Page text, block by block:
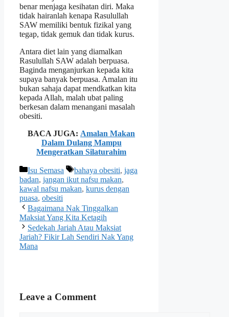
benar menjaga kesihatan diri. Maka
tidak hairanlah kenapa Rasulullah
SAW memiliki bentuk fizikal yang
tegap, tidak gemuk dan tidak kurus.
Antara diet lain yang diamalkan
Rasulullah SAW adalah berpuasa.
Baginda menganjurkan kepada kita
supaya banyak berpuasa. Amalan itu
bukan sahaja dapat mendkatkan kita
kepada Allah, malah ubat paling
berkesan dalam menangani masalah
obesiti.
BACA JUGA: Amalan Makan
Dalam Dulang Mampu
Mengeratkan Silaturahim
Categories
Isu Semasa Tags
bahaya obesiti, jaga
badan, jangan ikut nafsu makan,
kawal nafsu makan, kurus dengan
puasa, obesiti
Bagaimana Nak Tinggalkan
Maksiat Yang Kita Ketagih
Sedekah Jariah Atau Maksiat
Jariah? Fikir Lah Sendiri Nak Yang
Mana
Leave a Comment